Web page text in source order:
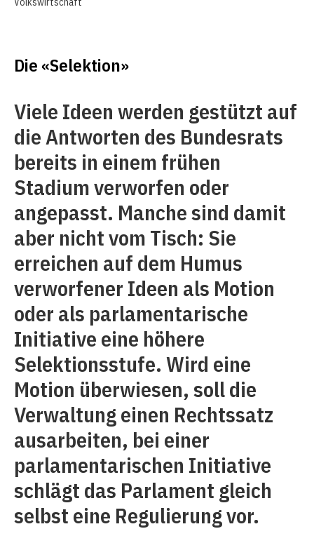
Die «Selektion»
Viele Ideen werden gestützt auf
die Antworten des Bundesrats
bereits in einem frühen
Stadium verworfen oder
angepasst. Manche sind damit
aber nicht vom Tisch: Sie
erreichen auf dem Humus
verworfener Ideen als Motion
oder als parlamentarische
Initiative eine höhere
Selektionsstufe. Wird eine
Motion überwiesen, soll die
Verwaltung einen Rechtssatz
ausarbeiten, bei einer
parlamentarischen Initiative
schlägt das Parlament gleich
selbst eine Regulierung vor.